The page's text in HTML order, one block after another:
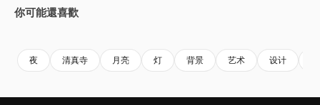
你可能還喜歡
夜 清真寺 月亮 灯 背景 艺术 设计